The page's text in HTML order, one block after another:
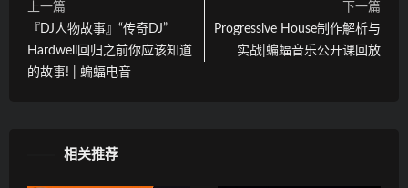
上一篇
『DJ人物故事』“传奇DJ”
Hardwell回归之前你应该知道
的故事! | 蝙蝠电音
下一篇
Progressive House制作解析与
实战|蝙蝠音乐公开课回放
相关推荐